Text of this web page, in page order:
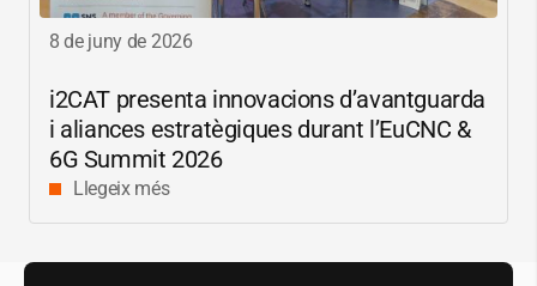
8 de juny de 2026
i2CAT presenta innovacions d’avantguarda
i aliances estratègiques durant l’EuCNC &
6G Summit 2026
Llegeix més